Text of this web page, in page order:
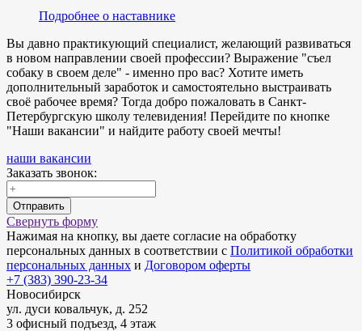
Подробнее о наставнике
Вы давно практикующий специалист, желающий развиваться
в новом направлении своей профессии? Выражение "съел
собаку в своем деле" - именно про вас? Хотите иметь
дополнительный заработок и самостоятельно выстраивать
своё рабочее время? Тогда добро пожаловать в Санкт-
Петербургскую школу телевидения! Перейдите по кнопке
"Наши вакансии" и найдите работу своей мечты!
наши вакансии
Заказать звонок:
Отправить
Свернуть форму
Нажимая на кнопку, вы даете согласие на обработку
персональных данных в соответствии с Политикой обработки
персональных данных и Договором оферты
+7 (383) 390-23-34
Новосибирск
ул. дуси ковальчук, д. 252
3 офисный подъезд, 4 этаж